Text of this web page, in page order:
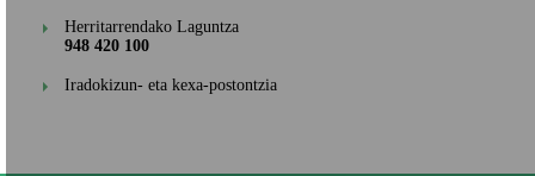
Herritarrendako Laguntza
948 420 100
Iradokizun- eta kexa-postontzia